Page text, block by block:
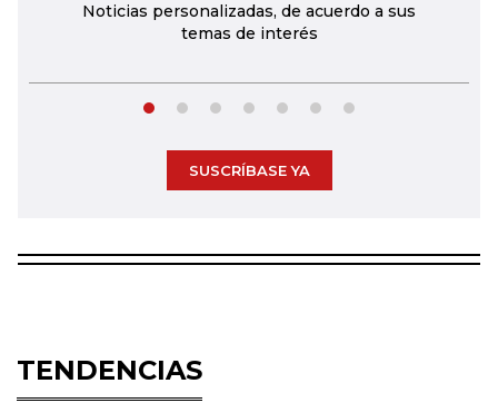
Noticias personalizadas, de acuerdo a sus
temas de interés
SUSCRÍBASE YA
TENDENCIAS